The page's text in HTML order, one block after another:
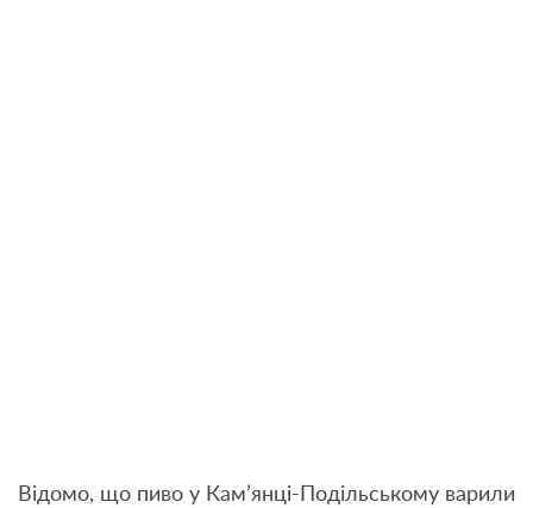
Відомо, що пиво у Кам’янці-Подільському варили